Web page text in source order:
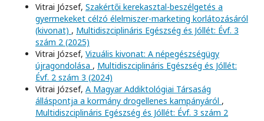
Vitrai József, Szakértői kerekasztal-beszélgetés a
gyermekeket célzó élelmiszer-marketing korlátozásáról
(kivonat) , Multidiszciplináris Egészség és Jóllét: Évf. 3
szám 2 (2025)
Vitrai József, Vizuális kivonat: A népegészségügy
újragondolása , Multidiszciplináris Egészség és Jóllét:
Évf. 2 szám 3 (2024)
Vitrai József, A Magyar Addiktológiai Társaság
álláspontja a kormány drogellenes kampányáról ,
Multidiszciplináris Egészség és Jóllét: Évf. 3 szám 2